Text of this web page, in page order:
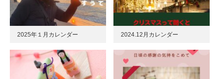
2025年１月カレンダー 2024.12月カレンダー